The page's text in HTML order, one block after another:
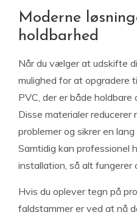
Moderne
holdbarhed
Når du vælger at udskifte
mulighed for at opgradere
PVC, der er både
Disse materialer reducerer
problemer og sikrer en
Samtidig kan professionel
installation, så alt fungerer
Hvis du oplever tegn på
faldstammer er ved at nå